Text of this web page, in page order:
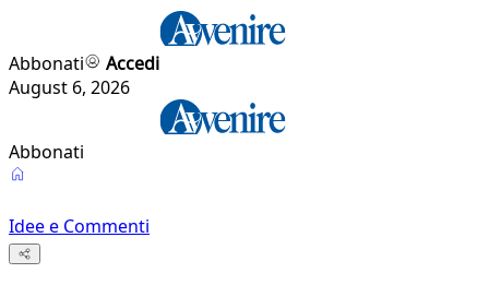
Abbonati
Accedi
August 6, 2026
Abbonati
Idee e Commenti